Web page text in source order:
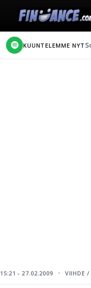
KUUNTELEMME NYT
15:21 - 27.02.2009 VIIHDE /